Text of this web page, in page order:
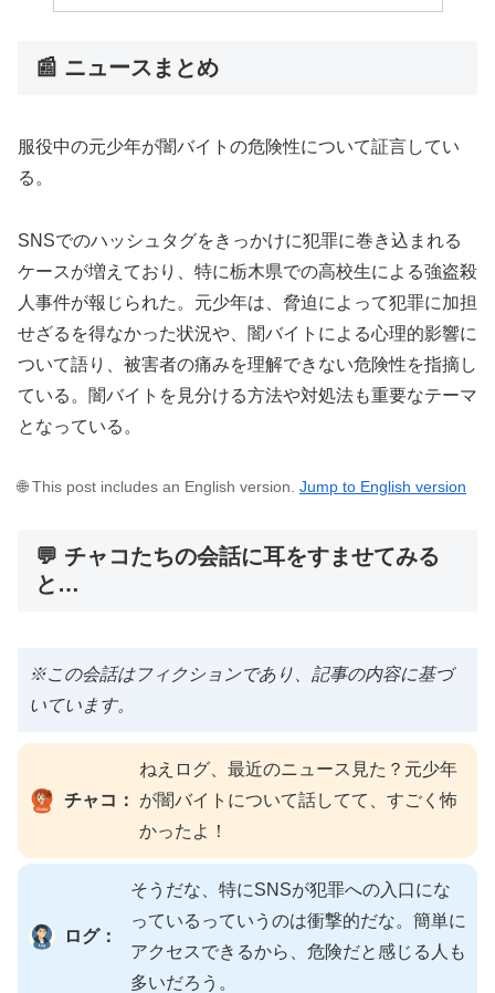
📰 ニュースまとめ
服役中の元少年が闇バイトの危険性について証言してい
る。
SNSでのハッシュタグをきっかけに犯罪に巻き込まれる
ケースが増えており、特に栃木県での高校生による強盗殺
人事件が報じられた。元少年は、脅迫によって犯罪に加担
せざるを得なかった状況や、闇バイトによる心理的影響に
ついて語り、被害者の痛みを理解できない危険性を指摘し
ている。闇バイトを見分ける方法や対処法も重要なテーマ
となっている。
🌐 This post includes an English version. Jump to English version
💬 チャコたちの会話に耳をすませてみる
と…
※この会話はフィクションであり、記事の内容に基づ
いています。
チャコ：
ねえログ、最近のニュース見た？元少年
が闇バイトについて話してて、すごく怖
かったよ！
ログ：
そうだな、特にSNSが犯罪への入口にな
っているっていうのは衝撃的だな。簡単に
アクセスできるから、危険だと感じる人も
多いだろう。